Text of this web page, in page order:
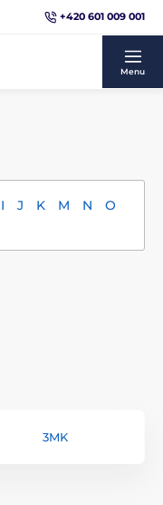
+420 601 009 001
Menu
I J K M N
O
3MK